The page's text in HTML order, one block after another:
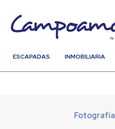
ESCAPADAS INMOBILIARIA
Fotografía